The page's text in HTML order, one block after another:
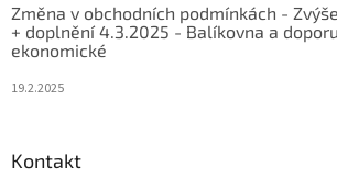
Změna v obchodních podmínkách -
+ doplnění 4.3.2025 - Balíkovna a
ekonomické
19.2.2025
Kontakt